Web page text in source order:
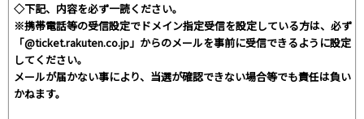
◇下記、内容を必ず一読ください。
※携帯電話等の受信設定でドメイン指定受信を設定している方は、必ず
「@ticket.rakuten.co.jp」からのメールを事前に受信できるように設定
してください。
メールが届かない事により、当選が確認できない場合等でも責任は負い
かねます。